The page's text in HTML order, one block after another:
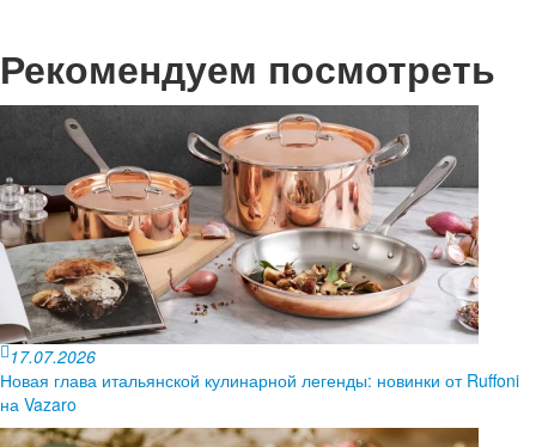
Рекомендуем посмотреть
17.07.2026
Новая глава итальянской кулинарной легенды: новинки от Ruffoni
на Vazaro